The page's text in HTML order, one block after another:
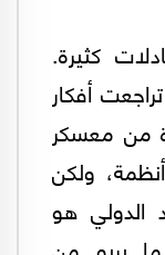
كثيرة.
أفكار
من معسكر
ولكن
الدولي هو